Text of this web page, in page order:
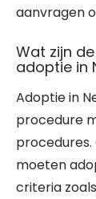
aanvragen
Wat zijn
adoptie in
Adoptie in
procedure
moeten
criteria